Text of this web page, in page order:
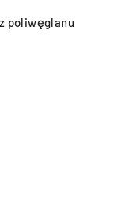
poliwęglanu